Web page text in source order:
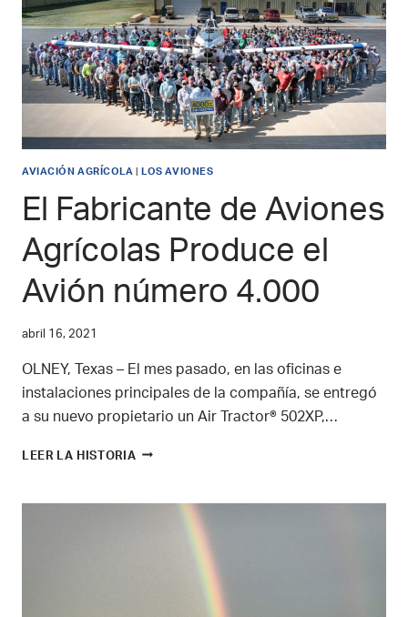
AVIACIÓN AGRÍCOLA LOS AVIONES
El Fabricante de Aviones
Agrícolas Produce el
Avión número 4.000
abril 16, 2021
OLNEY, Texas – El mes pasado, en las oficinas e
instalaciones principales de la compañía, se entregó
a su nuevo propietario un Air Tractor® 502XP,…
LEER LA HISTORIA EL
AVIONES